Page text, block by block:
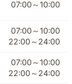
07:00～10:00
07:00～10:00
22:00～24:00
07:00～10:00
22:00～24:00